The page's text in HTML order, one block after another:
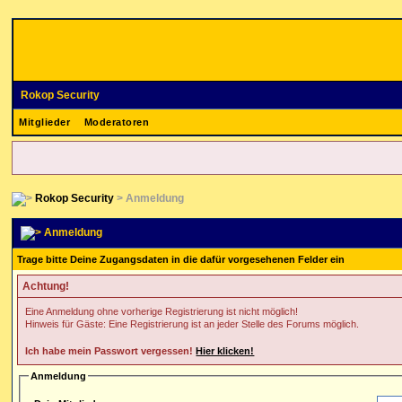
Rokop Security
Mitglieder Moderatoren
Rokop Security > Anmeldung
Anmeldung
Trage bitte Deine Zugangsdaten in die dafür vorgesehenen Felder ein
Achtung!
Eine Anmeldung ohne vorherige Registrierung ist nicht möglich!
Hinweis für Gäste: Eine Registrierung ist an jeder Stelle des Forums möglich.
Ich habe mein Passwort vergessen!Hier klicken!
Anmeldung